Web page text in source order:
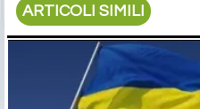
ARTICOLI SIMILI